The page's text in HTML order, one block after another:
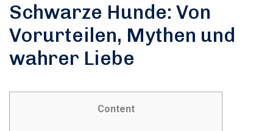
Schwarze Hunde: Von
Vorurteilen, Mythen und
wahrer Liebe
Content